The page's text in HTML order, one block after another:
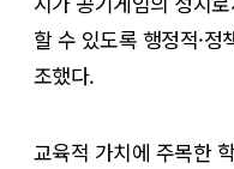
할 수 있도록 행정적·
조했다.
교육적 가치에 주목한